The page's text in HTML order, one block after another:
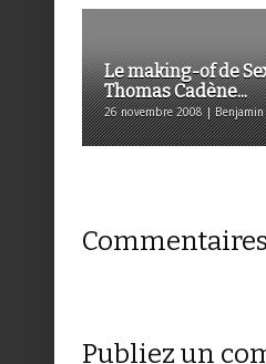
Le making-of de
Thomas Cadène...
26 novembre 2008 | Benjamin
Commentaires
Publiez un